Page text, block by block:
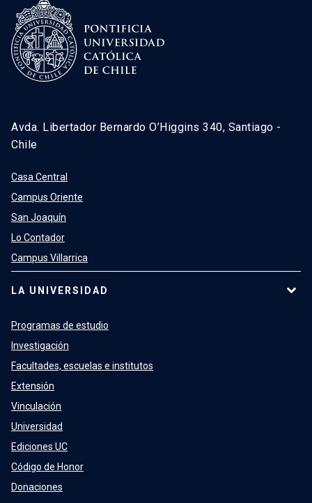
Avda. Libertador Bernardo O’Higgins 340, Santiago -
Chile
Casa Central
Campus Oriente
San Joaquín
Lo Contador
Campus Villarrica
LA UNIVERSIDAD
Programas de estudio
Investigación
Facultades, escuelas e institutos
Extensión
Vinculación
Universidad
Ediciones UC
Código de Honor
Donaciones